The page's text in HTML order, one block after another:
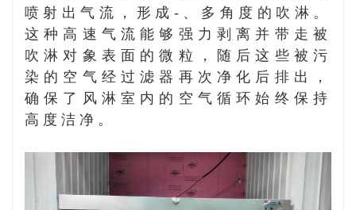
喷射出气流，形成-、多角度的吹淋。
这种高速气流能够强力剥离并带走被
吹淋对象表面的微粒，随后这些被污
染的空气经过滤器再次净化后排出，
确保了风淋室内的空气循环始终保持
高度洁净。